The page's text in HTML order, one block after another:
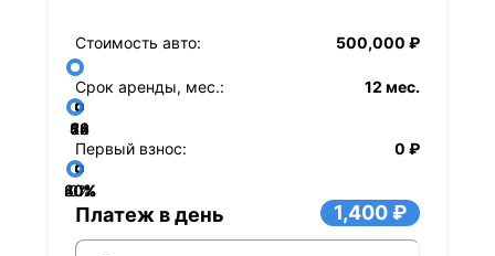
Стоимость авто: 500,000 ₽
Срок аренды, мес.: 12 мес.
12
24
36
48
60
72
84
Первый взнос:
0 ₽
0%
20%
40%
60%
80%
Платеж в день 1,400 ₽